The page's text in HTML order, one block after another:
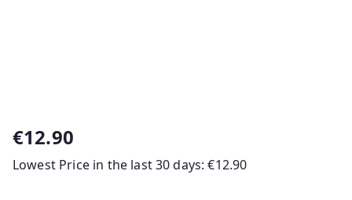
€12.90
Lowest Price in the last 30 days:€12.90